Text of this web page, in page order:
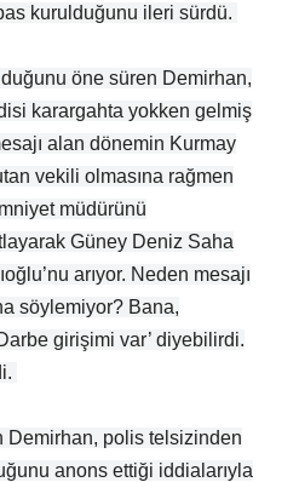
kurulduğunu ileri sürdü.
öne süren Demirhan,
karargahta yokken gelmiş
alan dönemin Kurmay
vekili olmasına rağmen
müdürünü
Güney Deniz Saha
arıyor. Neden mesajı
söylemiyor? Bana,
girişimi var’ diyebilirdi.
Demirhan, polis telsizinden
anons ettiği iddialarıyla